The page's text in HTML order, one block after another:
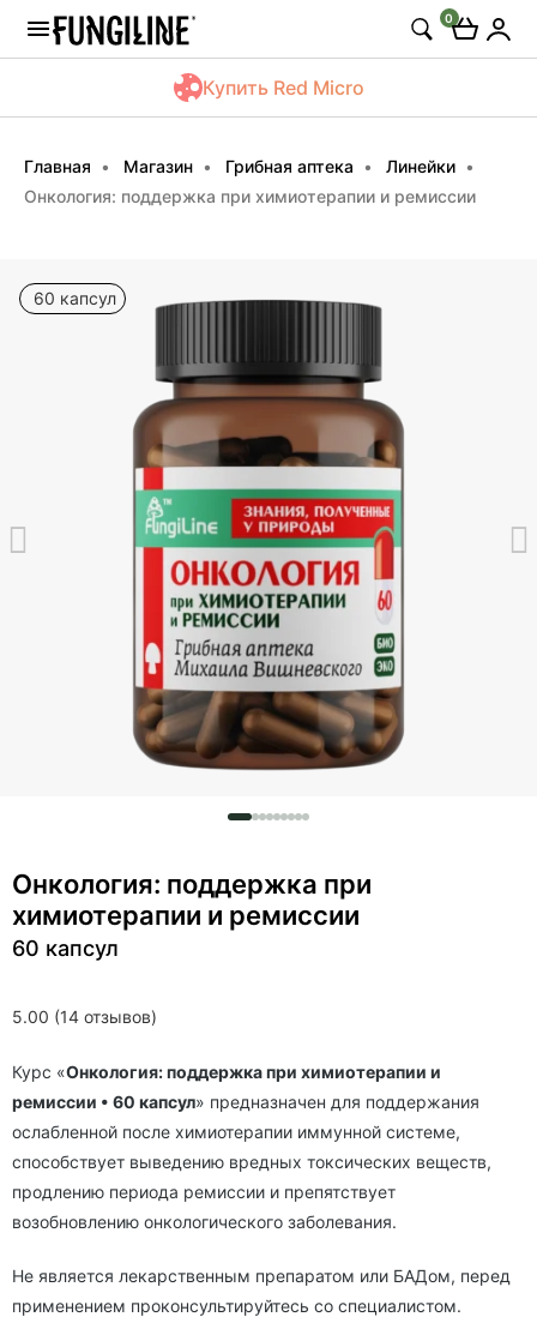
0
Купить Red Micro
Главная Магазин Грибная аптека
Линейки
Онкология: поддержка при химиотерапии и ремиссии
60 капсул
5.00 (14 отзывов)
Онкология: поддержка при
химиотерапии и ремиссии
60 капсул
Курс «Онкология: поддержка при химиотерапии и
ремиссии • 60 капсул» предназначен для поддержания
ослабленной после химиотерапии иммунной системе,
способствует выведению вредных токсических веществ,
продлению периода ремиссии и препятствует
возобновлению онкологического заболевания.
Не является лекарственным препаратом или БАДом, перед
применением проконсультируйтесь со специалистом.